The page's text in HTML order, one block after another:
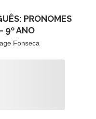
PRONOMES
9º ANO
Fonseca